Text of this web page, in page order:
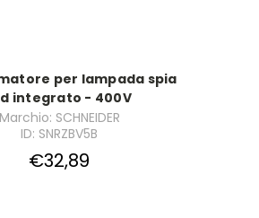
per lampada spia
integrato - 400V
Marchio: SCHNEIDER
ID: SNRZBV5B
€32,89